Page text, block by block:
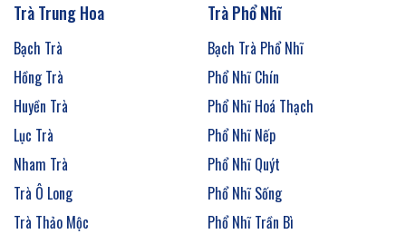
Trà Trung Hoa
Bạch Trà
Hồng Trà
Huyền Trà
Lục Trà
Nham Trà
Trà Ô Long
Trà Thảo Mộc
Trà Phổ Nhĩ
Bạch Trà Phổ Nhĩ
Phổ Nhĩ Chín
Phổ Nhĩ Hoá Thạch
Phổ Nhĩ Nếp
Phổ Nhĩ Quýt
Phổ Nhĩ Sống
Phổ Nhĩ Trần Bì